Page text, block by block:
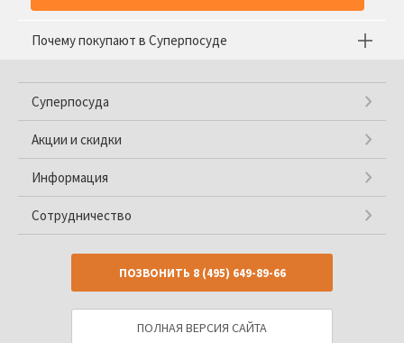
Почему покупают в Суперпосуде
Суперпосуда
Акции и скидки
Информация
Сотрудничество
ПОЗВОНИТЬ 8 (495) 649-89-66
ПОЛНАЯ ВЕРСИЯ САЙТА